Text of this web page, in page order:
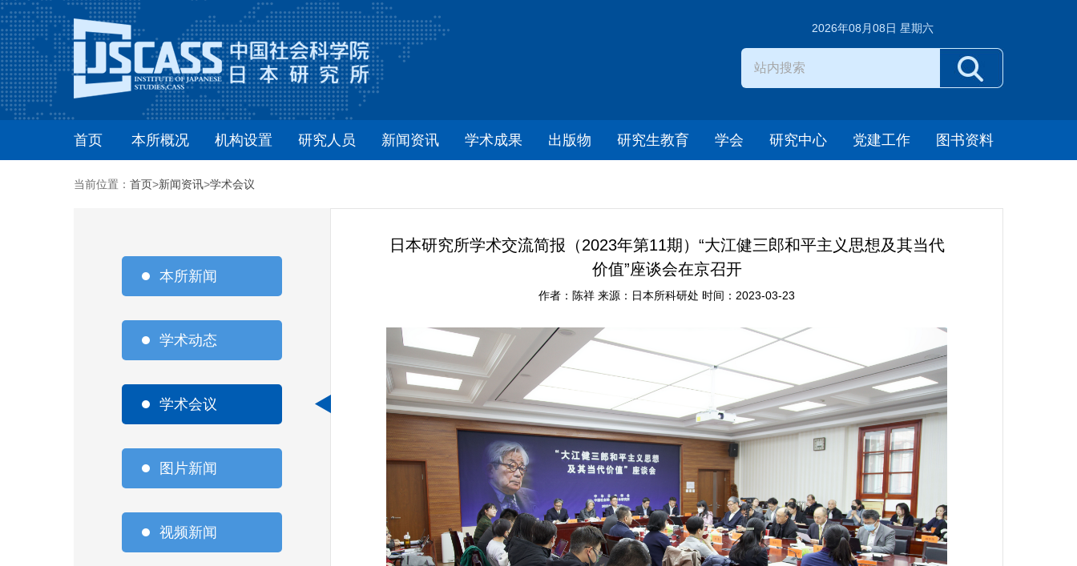
2026年08月08日 星期六
首页 本所概况 机构设置 研究人员 新闻资讯 学术成果 出版物 研究生教育 学会 研究中心 党建工作 图书资料
当前位置： 首页>新闻资讯>学术会议
本所新闻
学术动态
学术会议
图片新闻
视频新闻
日本研究所学术交流简报（2023年第11期）“大江健三郎和平主义思想及其当代
价值”座谈会在京召开
作者：陈祥 来源：日本所科研处 时间：2023-03-23